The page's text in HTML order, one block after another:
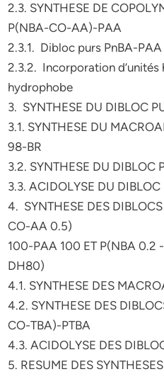
2.3. SYNTHESE DE
P(NBA-CO-AA)-PAA
2.3.1. Dibloc purs PnBA-PAA
2.3.2. Incorporation
hydrophobe
3. SYNTHESE DU DIBLOC
3.1. SYNTHESE DU
98-BR
3.2. SYNTHESE DU DIBLOC
3.3. ACIDOLYSE DU DIBLOC
4. SYNTHESE DES
CO-AA 0.5)
100-PAA 100 ET P(NBA 0.2
DH80)
4.1. SYNTHESE DES
4.2. SYNTHESE DES
CO-TBA)-PTBA
4.3. ACIDOLYSE DES
5. RESUME DES SYNTHESES